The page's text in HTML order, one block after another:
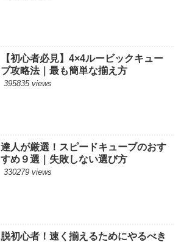
【初心者必見】4×4ルービックキュー
ブ攻略法｜最も簡単な揃え方
395835 views
達人が厳選！スピードキューブのおす
すめ９選｜失敗しない選び方
330279 views
脱初心者！速く揃えるためにやるべき